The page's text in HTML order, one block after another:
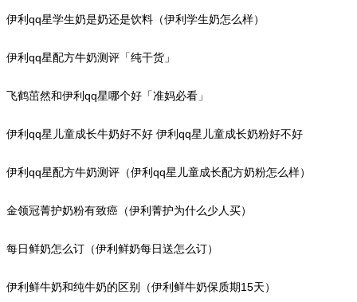
伊利qq星学生奶是奶还是饮料（伊利学生奶怎么样）
伊利qq星配方牛奶测评「纯干货」
飞鹤茁然和伊利qq星哪个好「准妈必看」
伊利qq星儿童成长牛奶好不好 伊利qq星儿童成长奶粉好不好
伊利qq星配方牛奶测评（伊利qq星儿童成长配方奶粉怎么样）
金领冠菁护奶粉有致癌（伊利菁护为什么少人买）
每日鲜奶怎么订（伊利鲜奶每日送怎么订）
伊利鲜牛奶和纯牛奶的区别（伊利鲜牛奶保质期15天）